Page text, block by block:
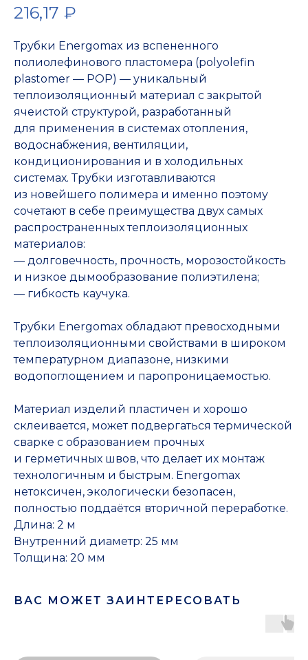
216,17 ₽
Трубки Energomax из вспененного
полиолефинового пластомера (polyolefin
plastomer — POP) — уникальный
теплоизоляционный материал с закрытой
ячеистой структурой, разработанный
для применения в системах отопления,
водоснабжения, вентиляции,
кондиционирования и в холодильных
системах. Трубки изготавливаются
из новейшего полимера и именно поэтому
сочетают в себе преимущества двух самых
распространенных теплоизоляционных
материалов:
— долговечность, прочность, морозостойкость
и низкое дымообразование полиэтилена;
— гибкость каучука.
Трубки Energomax обладают превосходными
теплоизоляционными свойствами в широком
температурном диапазоне, низкими
водопоглощением и паропроницаемостью.
Материал изделий пластичен и хорошо
склеивается, может подвергаться термической
сварке с образованием прочных
и герметичных швов, что делает их монтаж
технологичным и быстрым. Energomax
нетоксичен, экологически безопасен,
полностью поддаётся вторичной переработке.
Длина: 2 м
Внутренний диаметр: 25 мм
Толщина: 20 мм
ВАС МОЖЕТ ЗАИНТЕРЕСОВАТЬ